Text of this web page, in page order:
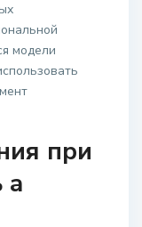
модели
при
а